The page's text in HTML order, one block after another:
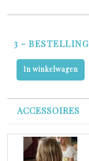
3 - BESTELLING
In winkelwagen
ACCESSOIRES